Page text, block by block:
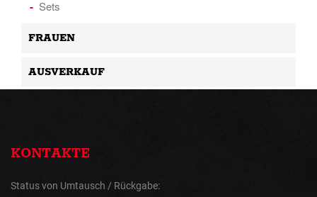
Sets
FRAUEN
AUSVERKAUF
KONTAKTE
Status von Umtausch / Rückgabe: